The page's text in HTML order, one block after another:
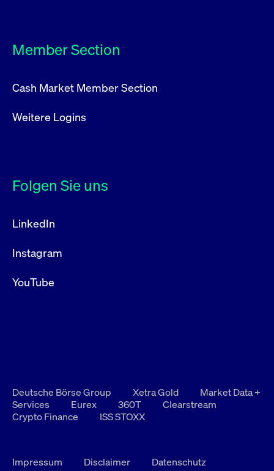
Member Section
Cash Market Member Section
Weitere Logins
Folgen Sie uns
LinkedIn
Instagram
YouTube
Deutsche Börse Group Xetra Gold
Market Data +
Services
Eurex 360T
Clearstream
Crypto Finance
ISS STOXX
Impressum Disclaimer
Datenschutz